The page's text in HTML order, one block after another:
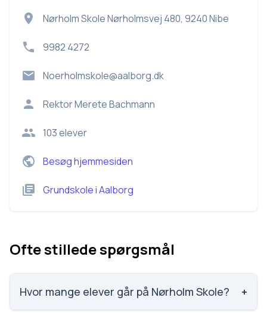
Nørholm Skole Nørholmsvej 480, 9240 Nibe
9982 4272
Noerholmskole@aalborg.dk
RektorMerete Bachmann
103elever
Besøg hjemmesiden
GrundskoleiAalborg
Ofte stillede spørgsmål
Hvor mange elever går på Nørholm Skole? +